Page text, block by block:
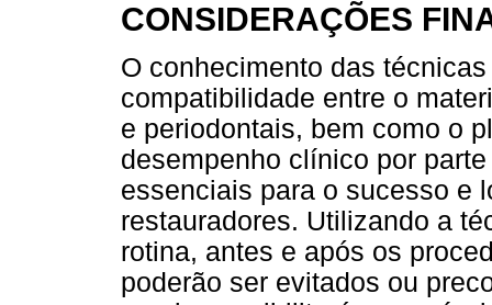
CONSIDERAÇÕES
O conhecimento das
compatibilidade entre o
e periodontais, bem como o
desempenho clínico por
essenciais para o sucesso e
restauradores. Utilizando a
rotina, antes e após os
poderão ser evitados ou